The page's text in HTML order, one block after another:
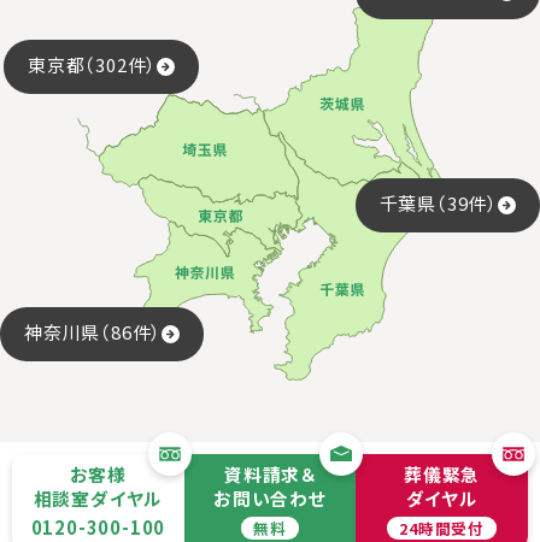
東京都（302件）
千葉県（39件）
神奈川県（86件）
お客様
相談室ダイヤル
0120-300-100
資料請求＆
お問い合わせ
無料
葬儀緊急
ダイヤル
24時間受付